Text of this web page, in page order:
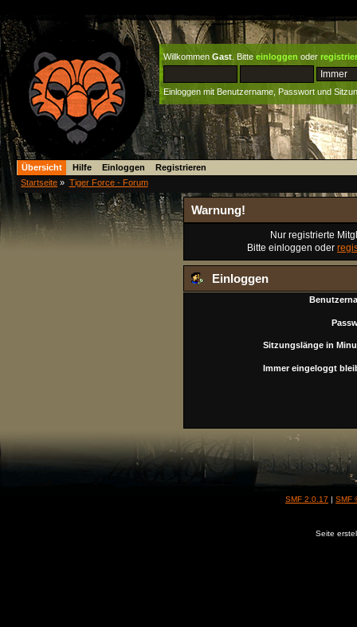
Willkommen Gast . Bitte einloggen oder
Einloggen mit Benutzername, Passwort und
Übersicht Hilfe Einloggen
Registrieren
Startseite » Tiger Force - Forum
Warnung!
Nur registrierte
Bitte einloggen oder
Einloggen
Sitzungslänge in
Immer eingeloggt
SMF 2.0.17 SMF
Seite